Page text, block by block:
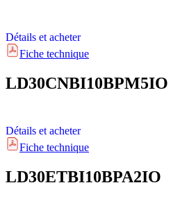
Détails et acheter
Fiche technique
LD30CNBI10BPM5IO
Détails et acheter
Fiche technique
LD30ETBI10BPA2IO